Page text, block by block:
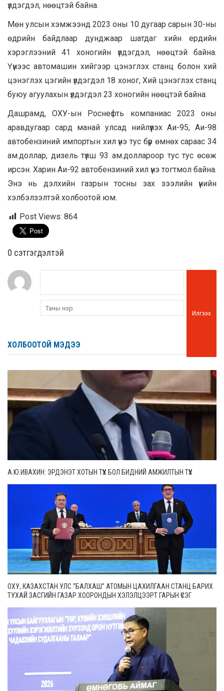
үлдэгдэл, нөөцтэй байна.
Мөн улсын хэмжээнд 2023 оны 10 дугаар сарын 30-ны
өдрийн байдлаар дунджаар шатдаг хийн ердийн
хэрэглээний 41 хоногийн үлдэгдэл, нөөцтэй байна.
Үүнээс автомашин хийгээр цэнэглэх станц болон хий
цэнэглэх цэгийн үлдэгдэл 18 хоног, Хий цэнэглэх станц
буюу агуулахын үлдэгдэл 23 хоногийн нөөцтэй байна.
Дашрамд, ОХУ-ын Роснефть компаниас 2023 оны
аравдугаар сард манай улсад нийлүүлэх Аи-95, Аи-98
автобензиний импортын хил үнэ тус бүр өмнөх сараас 34
ам.доллар, дизель түлш 93 ам.доллароор тус тус өсөж
ирсэн. Харин Аи-92 автобензиний хил үнэ тогтмол байна.
Энэ нь дэлхийн газрын тосны зах зээлийн үнийн
хэлбэлзэлтэй холбоотой юм.
Post Views: 864
0 cэтгэгдэлтэй
Илгээх
ХОЛБООТОЙ МЭДЭЭ
А.Ю.ИВАХИН: ЭРДЭНЭТ ХОТЫН ТҮҮХ БОЛ БИДНИЙ АМЖИЛТЫН ТҮҮХ
ОХУ, КАЗАХСТАН УЛС “БАЛХАШ” АТОМЫН ЦАХИЛГААН СТАНЦ БАРИХ
ТУХАЙ ЗАСГИЙН ГАЗАР ХООРОНДЫН ХЭЛЭЛЦЭЭРТ ГАРЫН ҮСЭГ